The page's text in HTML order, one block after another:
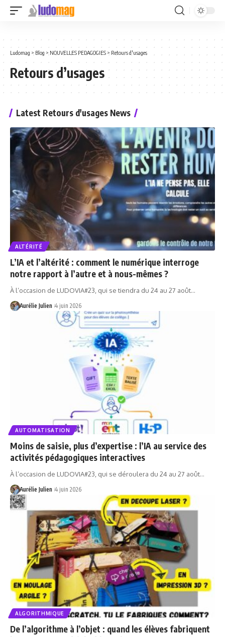
Ludomag > Blog > NOUVELLES PEDAGOGIES > Retours d'usages
Retours d’usages
Latest Retours d'usages News
ALTÉRITÉ
L’IA et l’altérité : comment le numérique interroge
notre rapport à l’autre et à nous-mêmes ?
À l’occasion de LUDOVIA#23, qui se tiendra du 24 au 27 août…
Aurélie Julien 4 juin 2026
AUTOMATISATION
Moins de saisie, plus d’expertise : l’IA au service des
activités pédagogiques interactives
À l’occasion de LUDOVIA#23, qui se déroulera du 24 au 27 août…
Aurélie Julien 4 juin 2026
ALGORITHMIQUE
De l’algorithme à l’objet : quand les élèves fabriquent